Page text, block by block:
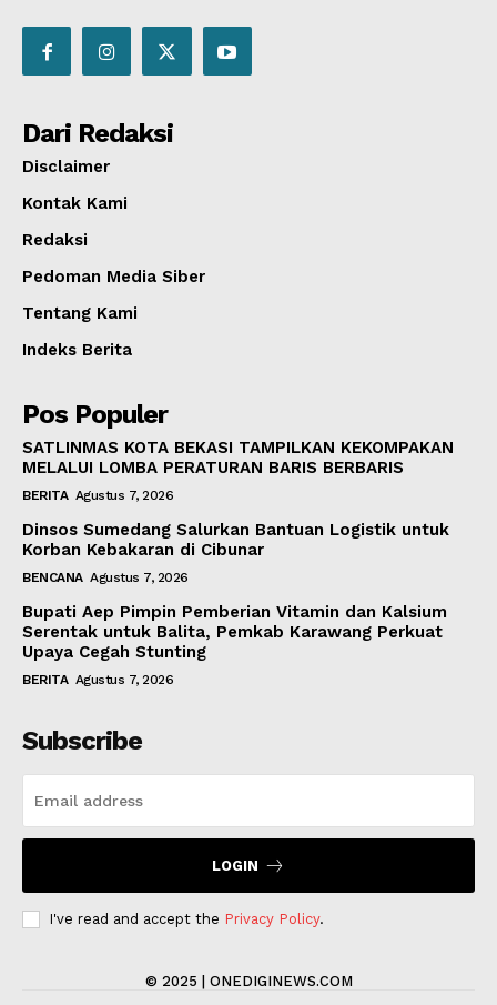
Dari Redaksi
Disclaimer
Kontak Kami
Redaksi
Pedoman Media Siber
Tentang Kami
Indeks Berita
Pos Populer
SATLINMAS KOTA BEKASI TAMPILKAN KEKOMPAKAN
MELALUI LOMBA PERATURAN BARIS BERBARIS
BERITA Agustus 7, 2026
Dinsos Sumedang Salurkan Bantuan Logistik untuk
Korban Kebakaran di Cibunar
BENCANA Agustus 7, 2026
Bupati Aep Pimpin Pemberian Vitamin dan Kalsium
Serentak untuk Balita, Pemkab Karawang Perkuat
Upaya Cegah Stunting
BERITA Agustus 7, 2026
Subscribe
LOGIN
I've read and accept the Privacy Policy.
© 2025 | ONEDIGINEWS.COM